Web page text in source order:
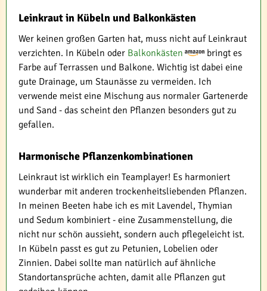
Leinkraut in Kübeln und Balkonkästen
Wer keinen großen Garten hat, muss nicht auf Leinkraut
verzichten. In Kübeln oder Balkonkästen
bringt es
Farbe auf Terrassen und Balkone. Wichtig ist dabei eine
gute Drainage, um Staunässe zu vermeiden. Ich
verwende meist eine Mischung aus normaler Gartenerde
und Sand - das scheint den Pflanzen besonders gut zu
gefallen.
Harmonische Pflanzenkombinationen
Leinkraut ist wirklich ein Teamplayer! Es harmoniert
wunderbar mit anderen trockenheitsliebenden Pflanzen.
In meinen Beeten habe ich es mit Lavendel, Thymian
und Sedum kombiniert - eine Zusammenstellung, die
nicht nur schön aussieht, sondern auch pflegeleicht ist.
In Kübeln passt es gut zu Petunien, Lobelien oder
Zinnien. Dabei sollte man natürlich auf ähnliche
Standortansprüche achten, damit alle Pflanzen gut